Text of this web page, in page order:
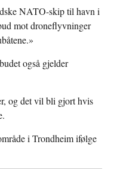
NATO-skip til havn i
mot droneflyvninger
også gjelder
og det vil bli gjort hvis
i Trondheim ifølge